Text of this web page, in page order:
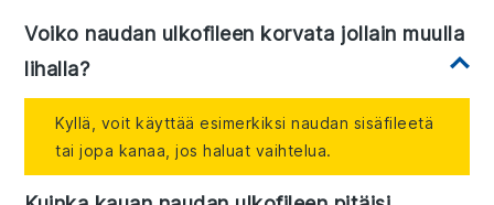
Voiko naudan ulkofileen korvata jollain muulla
lihalla?
Kyllä, voit käyttää esimerkiksi naudan sisäfileetä
tai jopa kanaa, jos haluat vaihtelua.